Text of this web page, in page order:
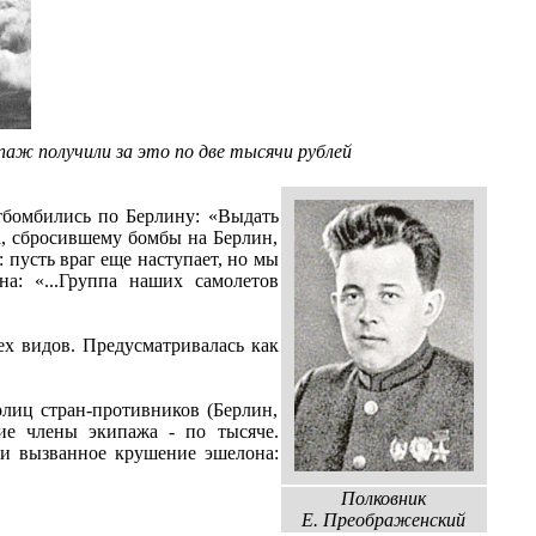
получили за это по две тысячи рублей
Полковник
Е. Преображенский
по Берлину: «Выдать
сбросившему бомбы на Берлин,
враг еще наступает, но мы
«...Группа наших самолетов
видов. Предусматривалась как
стран-противников (Берлин,
члены экипажа - по тысяче.
вызванное крушение эшелона: